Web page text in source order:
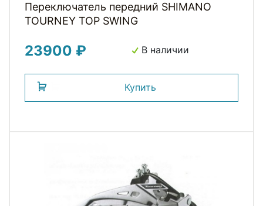
Переключатель передний SHIMANO
TOURNEY TOP SWING
23900 ₽ В наличии
Купить